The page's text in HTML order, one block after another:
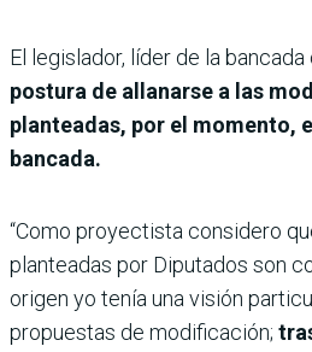
El legislador, líder de la
postura de allanarse a las
planteadas, por el momento,
bancada.
“Como proyectista considero
planteadas por Diputados son
origen yo tenía una visión
propuestas de modificación;